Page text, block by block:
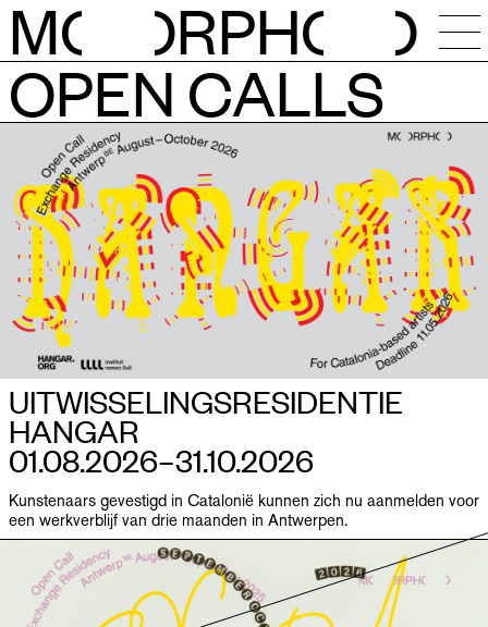
M RPH
OPEN CALLS
NIEUWS
KALENDER
ATELIERS
RESIDENTIES
OPEN CALLS
SESSIES
PUBLICATIES
INFO
UITWISSELINGSRESIDENTIE
HANGAR
01.08.2026–​31.10.2026
Kunstenaars gevestigd in Catalonië kunnen zich nu aanmelden voor
een werkverblijf van drie maanden in Antwerpen.